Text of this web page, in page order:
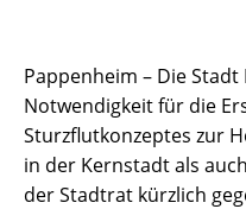
Pappenheim – Die
Notwendigkeit für die
Sturzflutkonzeptes zur
in der Kernstadt als
der Stadtrat kürzlich